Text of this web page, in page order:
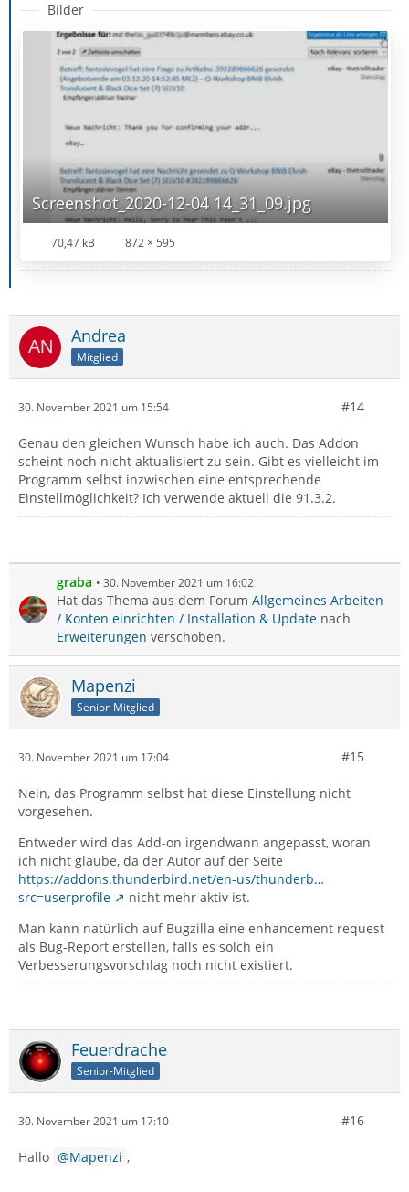
Bilder
Screenshot_2020-12-04 14_31_09.jpg
70,47 kB 872 × 595
Andrea
Mitglied
30. November 2021 um 15:54 #14
Genau den gleichen Wunsch habe ich auch. Das Addon
scheint noch nicht aktualisiert zu sein. Gibt es vielleicht im
Programm selbst inzwischen eine entsprechende
Einstellmöglichkeit? Ich verwende aktuell die 91.3.2.
graba 30. November 2021 um 16:02
Hat das Thema aus dem Forum Allgemeines Arbeiten
/ Konten einrichten / Installation & Update nach
Erweiterungen verschoben.
Mapenzi
Senior-Mitglied
30. November 2021 um 17:04 #15
Nein, das Programm selbst hat diese Einstellung nicht
vorgesehen.
Entweder wird das Add-on irgendwann angepasst, woran
ich nicht glaube, da der Autor auf der Seite
https://addons.thunderbird.net/en-us/thunderb…
src=userprofile
nicht mehr aktiv ist.
Man kann natürlich auf Bugzilla eine enhancement request
als Bug-Report erstellen, falls es solch ein
Verbesserungsvorschlag noch nicht existiert.
Feuerdrache
Senior-Mitglied
30. November 2021 um 17:10 #16
Hallo Mapenzi ,